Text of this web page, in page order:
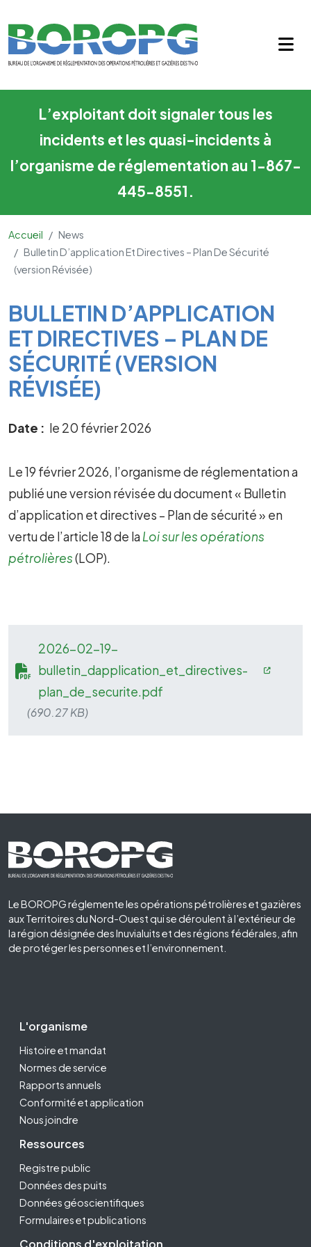
L’exploitant doit signaler tous les
incidents et les quasi-incidents à
l’organisme de réglementation au 1-867-
445-8551.
Accueil
News
Bulletin D’application Et Directives – Plan De Sécurité
(version Révisée)
Main Content
BULLETIN D’APPLICATION
ET DIRECTIVES – PLAN DE
SÉCURITÉ (VERSION
RÉVISÉE)
Date le 20 février 2026
Le 19 février 2026, l’organisme de réglementation a
publié une version révisée du document « Bulletin
d’application et directives – Plan de sécurité » en
vertu de l’article 18 de laLoi sur les opérations
pétrolières(LOP).
2026-02-19-
bulletin_dapplication_et_directives-
plan_de_securite.pdf
(690.27 KB)
Footer First
Le BOROPG réglemente les opérations pétrolières et gazières
aux Territoires du Nord-Ouest qui se déroulent à l’extérieur de
la région désignée des Inuvialuits et des régions fédérales, afin
de protéger les personnes et l’environnement.
Footer Second
L'organisme
Histoire et mandat
Normes de service
Rapports annuels
Conformité et application
Nous joindre
Ressources
Registre public
Données des puits
Données géoscientifiques
Formulaires et publications
Conditions d'exploitation